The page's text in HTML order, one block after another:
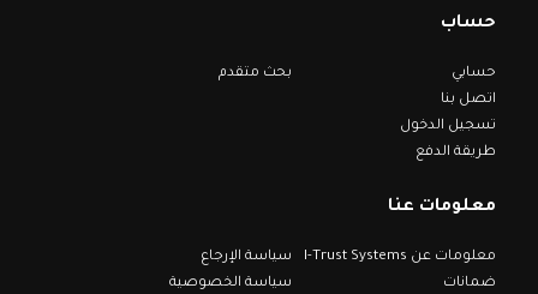
حساب
حسابي
اتصل بنا
تسجيل الدخول
طريقة الدفع
بحث متقدم
معلومات عنا
معلومات عن I-Trust Systems
ضمانات
سياسة الإرجاع
سياسة الخصوصية